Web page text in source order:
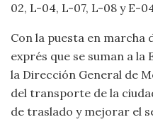
02, L-04, L-07, L-08 y E-
Con la puesta en marcha
exprés que se suman a la
la Dirección General de
del transporte de la
de traslado y mejorar el